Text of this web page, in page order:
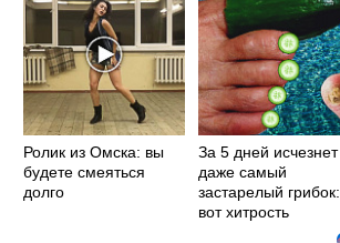
Ролик из Омска: вы
будете смеяться
долго
За 5 дней исчезнет
даже самый
застарелый грибок:
вот хитрость